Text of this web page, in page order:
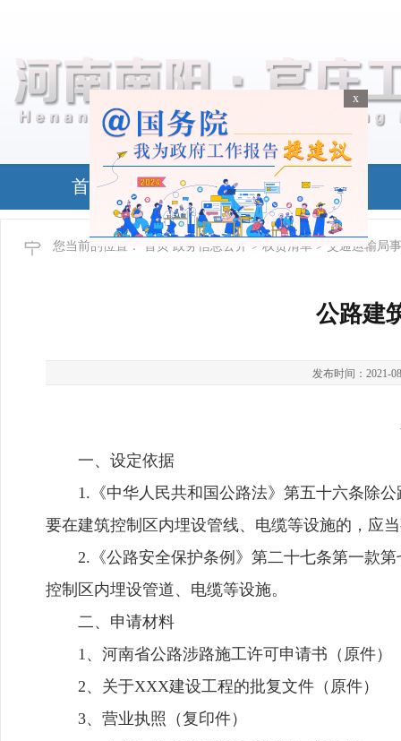
首页 政务公开
您当前的位置： 首页 政务信息公开 > 权责清单 > 交通运输局
公路建
发布时间：2021-
一、设定依据
1.《中华人民共和国公路法》第五十六条除
要在建筑控制区内埋设管线、电缆等设施的，应
2.《公路安全保护条例》第二十七条第一款
控制区内埋设管道、电缆等设施。
二、申请材料
1、河南省公路涉路施工许可申请书（原件）
2、关于XXX建设工程的批复文件（原件）
3、营业执照（复印件）
x
x